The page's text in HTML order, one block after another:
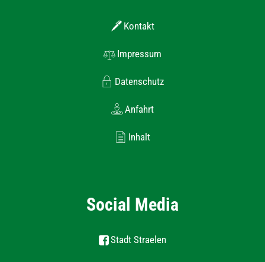
Kontakt
Impressum
Datenschutz
Anfahrt
Inhalt
Social Media
Stadt Straelen